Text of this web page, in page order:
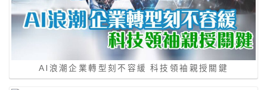
AI浪潮企業轉型刻不容緩 科技領袖親授關鍵